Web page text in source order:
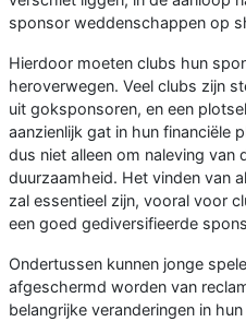
sponsor weddenschappen op
Hierdoor moeten clubs hun
heroverwegen. Veel clubs zijn
uit goksponsoren, en een
aanzienlijk gat in hun financiële
dus niet alleen om naleving van
duurzaamheid. Het vinden van
zal essentieel zijn, vooral voor
een goed gediversifieerde
Ondertussen kunnen jonge
afgeschermd worden van
belangrijke veranderingen in